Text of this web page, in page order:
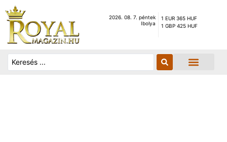
2026. 08. 7. péntek
Ibolya
1 EUR 365 HUF
1 GBP 425 HUF